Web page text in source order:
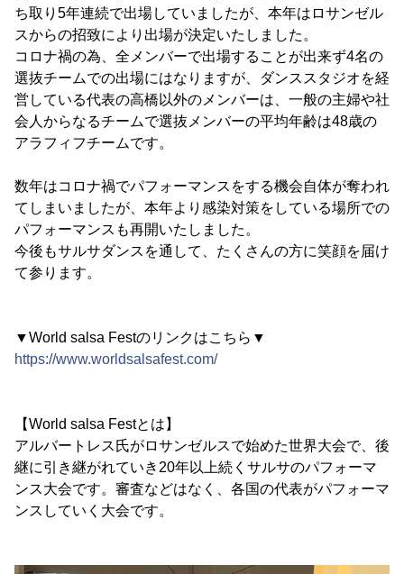
ち取り5年連続で出場していましたが、本年はロサンゼル
スからの招致により出場が決定いたしました。
コロナ禍の為、全メンバーで出場することが出来ず4名の
選抜チームでの出場にはなりますが、ダンススタジオを経
営している代表の高橋以外のメンバーは、一般の主婦や社
会人からなるチームで選抜メンバーの平均年齢は48歳の
アラフィフチームです。
数年はコロナ禍でパフォーマンスをする機会自体が奪われ
てしまいましたが、本年より感染対策をしている場所での
パフォーマンスも再開いたしました。
今後もサルサダンスを通して、たくさんの方に笑顔を届け
て参ります。
▼World salsa Festのリンクはこちら▼
https://www.worldsalsafest.com/
【World salsa Festとは】
アルバートレス氏がロサンゼルスで始めた世界大会で、後
継に引き継がれていき20年以上続くサルサのパフォーマ
ンス大会です。審査などはなく、各国の代表がパフォーマ
ンスしていく大会です。